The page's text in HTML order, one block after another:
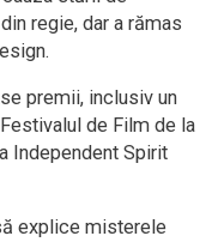
regie, dar a rămas
premii, inclusiv un
de Film de la
Independent Spirit
explice misterele